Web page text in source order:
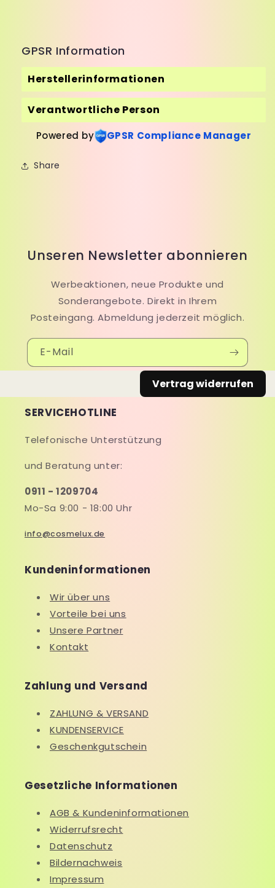
GPSR Information
Herstellerinformationen
Verantwortliche Person
Powered by GPSR Compliance Manager
Share
Unseren Newsletter abonnieren
Werbeaktionen, neue Produkte und
Sonderangebote. Direkt in Ihrem
Posteingang. Abmeldung jederzeit möglich.
E-Mail
Vertrag widerrufen
SERVICEHOTLINE
Telefonische Unterstützung
und Beratung unter:
0911 - 1209704
Mo-Sa 9:00 - 18:00 Uhr
info@cosmelux.de
Kundeninformationen
Wir über uns
Vorteile bei uns
Unsere Partner
Kontakt
Zahlung und Versand
ZAHLUNG & VERSAND
KUNDENSERVICE
Geschenkgutschein
Gesetzliche Informationen
AGB & Kundeninformationen
Widerrufsrecht
Datenschutz
Bildernachweis
Impressum